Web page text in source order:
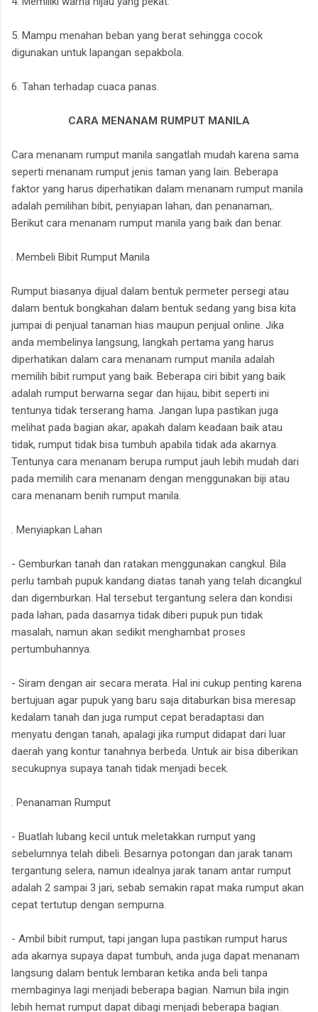
5. Mampu menahan beban yang berat sehingga cocok
digunakan untuk lapangan sepakbola.
6. Tahan terhadap cuaca panas.
CARA MENANAM RUMPUT MANILA
Cara menanam rumput manila sangatlah mudah karena sama
seperti menanam rumput jenis taman yang lain. Beberapa
faktor yang harus diperhatikan dalam menanam rumput manila
adalah pemilihan bibit, penyiapan lahan, dan penanaman,.
Berikut cara menanam rumput manila yang baik dan benar.
. Membeli Bibit Rumput Manila
Rumput biasanya dijual dalam bentuk permeter persegi atau
dalam bentuk bongkahan dalam bentuk sedang yang bisa kita
jumpai di penjual tanaman hias maupun penjual online. Jika
anda membelinya langsung, langkah pertama yang harus
diperhatikan dalam cara menanam rumput manila adalah
memilih bibit rumput yang baik. Beberapa ciri bibit yang baik
adalah rumput berwarna segar dan hijau, bibit seperti ini
tentunya tidak terserang hama. Jangan lupa pastikan juga
melihat pada bagian akar, apakah dalam keadaan baik atau
tidak, rumput tidak bisa tumbuh apabila tidak ada akarnya.
Tentunya cara menanam berupa rumput jauh lebih mudah dari
pada memilih cara menanam dengan menggunakan biji atau
cara menanam benih rumput manila.
. Menyiapkan Lahan
- Gemburkan tanah dan ratakan menggunakan cangkul. Bila
perlu tambah pupuk kandang diatas tanah yang telah dicangkul
dan digemburkan. Hal tersebut tergantung selera dan kondisi
pada lahan, pada dasarnya tidak diberi pupuk pun tidak
masalah, namun akan sedikit menghambat proses
pertumbuhannya.
- Siram dengan air secara merata. Hal ini cukup penting karena
bertujuan agar pupuk yang baru saja ditaburkan bisa meresap
kedalam tanah dan juga rumput cepat beradaptasi dan
menyatu dengan tanah, apalagi jika rumput didapat dari luar
daerah yang kontur tanahnya berbeda. Untuk air bisa diberikan
secukupnya supaya tanah tidak menjadi becek.
. Penanaman Rumput
- Buatlah lubang kecil untuk meletakkan rumput yang
sebelumnya telah dibeli. Besarnya potongan dan jarak tanam
tergantung selera, namun idealnya jarak tanam antar rumput
adalah 2 sampai 3 jari, sebab semakin rapat maka rumput akan
cepat tertutup dengan sempurna.
- Ambil bibit rumput, tapi jangan lupa pastikan rumput harus
ada akarnya supaya dapat tumbuh, anda juga dapat menanam
langsung dalam bentuk lembaran ketika anda beli tanpa
membaginya lagi menjadi beberapa bagian. Namun bila ingin
lebih hemat rumput dapat dibagi menjadi beberapa bagian.